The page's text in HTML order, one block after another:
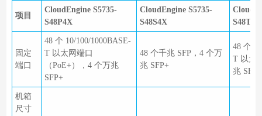
项目
CloudEngine S5735-
S48P4X
CloudEngine S5735-
S48S4X
S48T4X
固定
端口
48 个 10/100/1000BASE-
T 以太网端口
（PoE+），4 个万兆
SFP+
48 个千兆 SFP，4 个万
兆 SFP+
48 个
T 以太
兆 SFP+
机箱
尺寸